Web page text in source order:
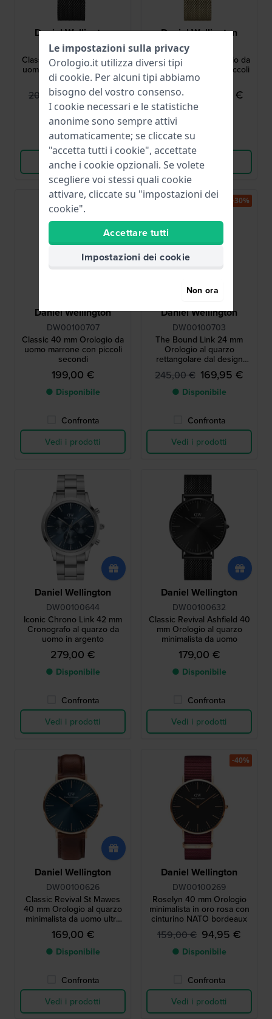
Daniel Wellington
DW00100714
Classic 40 mm Orologio da
uomo al quarzo con piccoli
secondi
209,00 € 144,95 €
● Disponibile
Confronta
Vedi i prodotti
Daniel Wellington
DW00100713
Classic 40 mm Orologio da
uomo al quarzo con piccoli
secondi
209,00 € 149,95 €
● Disponibile
Confronta
Vedi i prodotti
Daniel Wellington
DW00100707
Classic 40 mm Orologio da
uomo marrone con piccoli
secondi
199,00 €
● Disponibile
Confronta
Vedi i prodotti
Daniel Wellington
DW00100703
The Bound Link 24 mm
Orologio al quarzo
rettangolare dal design
minimalista
245,00 € 169,95 €
● Disponibile
Confronta
Vedi i prodotti
-30%
Daniel Wellington
DW00100644
Iconic Chrono Link 42 mm
Cronografo al quarzo da
uomo in argento
279,00 €
● Disponibile
Confronta
Vedi i prodotti
Daniel Wellington
DW00100632
Classic Revival Ashfield 40
mm Orologio al quarzo
minimalista da uomo
179,00 €
● Disponibile
Confronta
Vedi i prodotti
Daniel Wellington
DW00100626
Classic Revival St Mawes
40 mm Orologio al quarzo
minimalista da uomo ultra
sottile
169,00 €
● Disponibile
Confronta
Vedi i prodotti
Daniel Wellington
DW00100269
Roselyn 40 mm Orologio
minimalista in oro rosa con
cinturino NATO bordeaux
159,00 € 94,95 €
● Disponibile
Confronta
Vedi i prodotti
-40%
Le impostazioni sulla privacy
Orologio.it utilizza diversi tipi
di cookie. Per alcuni tipi abbiamo
bisogno del vostro consenso.
I cookie necessari e le statistiche
anonime sono sempre attivi
automaticamente; se cliccate su
"accetta tutti i cookie", accettate
anche i cookie opzionali. Se volete
scegliere voi stessi quali cookie
attivare, cliccate su "impostazioni dei
cookie".
Accettare tutti
Impostazioni dei cookie
Non ora